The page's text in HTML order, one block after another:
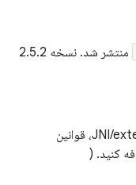
منتشر شد. نسخه 2.5.2
برای جلوگیری از مبهم‌سازی توابع JNI/external، قوانین